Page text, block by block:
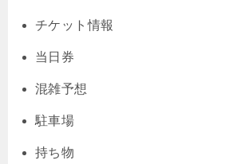
チケット情報
当日券
混雑予想
駐車場
持ち物